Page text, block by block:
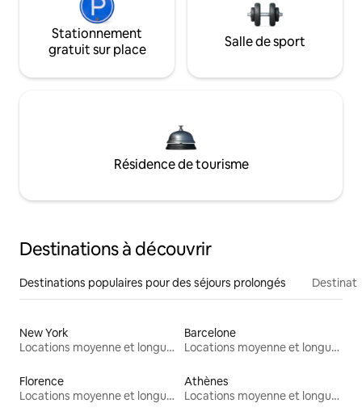
Stationnement
gratuit sur place
Salle de sport
Résidence de tourisme
Destinations à découvrir
Destinations populaires pour des séjours prolongés
New York
Locations moyenne et longue durée
Barcelone
Locations moyenne et longue durée
Florence
Locations moyenne et longue durée
Athènes
Locations moyenne et longue durée